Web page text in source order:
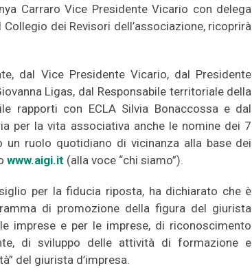
Carraro Vice Presidente Vicario con delega
dei Revisori dell’associazione, ricoprirà
dal Vice Presidente Vicario, dal Presidente
Ligas, dal Responsabile territoriale della
rapporti con ECLA Silvia Bonaccossa e dal
per la vita associativa anche le nomine dei 7
un ruolo quotidiano di vicinanza alla base dei
www.aigi.it (alla voce “chi siamo”).
per la fiducia riposta, ha dichiarato che è
di promozione della figura del giurista
imprese e per le imprese, di riconoscimento
di sviluppo delle attività di formazione e
del giurista d’impresa.